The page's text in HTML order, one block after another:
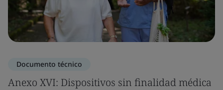
Documento técnico
Anexo XVI: Dispositivos sin finalidad médica